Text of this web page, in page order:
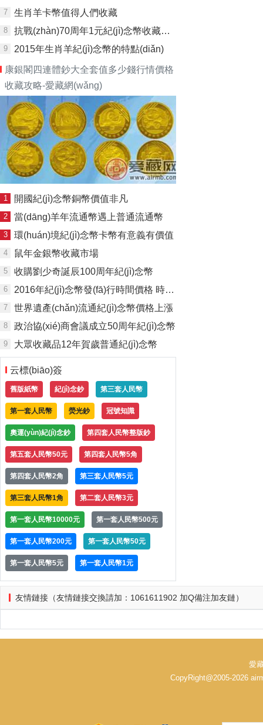
7 生肖羊卡幣值得人們收藏
8 抗戰(zhàn)70周年1元紀(jì)念幣收藏價值分析
9 2015年生肖羊紀(jì)念幣的特點(diǎn)
康銀閣四連體鈔大全套值多少錢行情價格
收藏攻略-愛藏網(wǎng)
1 開國紀(jì)念幣銅幣價值非凡
2 當(dāng)羊年流通幣遇上普通流通幣
3 環(huán)境紀(jì)念幣卡幣有意義有價值
4 鼠年金銀幣收藏市場
5 收購劉少奇誕辰100周年紀(jì)念幣
6 2016年紀(jì)念幣發(fā)行時間價格 時間沉淀后迎來價格上漲
7 世界遺產(chǎn)流通紀(jì)念幣價格上漲
8 政治協(xié)商會議成立50周年紀(jì)念幣
9 大眾收藏品12年賀歲普通紀(jì)念幣
云標(biāo)簽
舊版紙幣 紀(jì)念鈔 第三套人民幣
第一套人民幣 熒光鈔 冠號知識
奧運(yùn)紀(jì)念鈔 第四套人民幣整版鈔
第五套人民幣50元 第四套人民幣5角
第四套人民幣2角 第三套人民幣5元
第三套人民幣1角 第二套人民幣3元
第一套人民幣10000元 第一套人民幣500元
第一套人民幣200元 第一套人民幣50元
第一套人民幣5元 第一套人民幣1元
友情鏈接（友情鏈接交換請加：1061611902 加Q備注加友鏈）
愛
CopyRight@2005-2026